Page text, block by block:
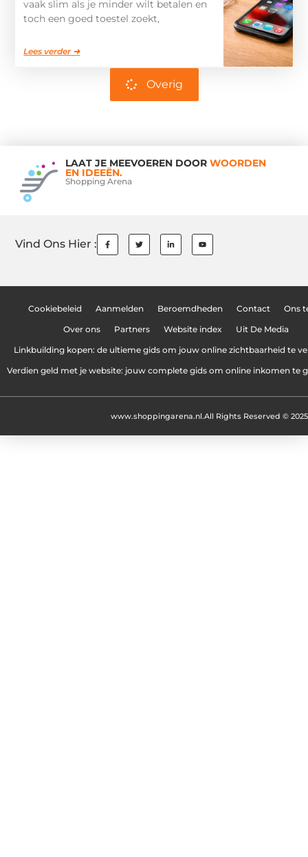
vaak slim als je minder wilt betalen en
toch een goed toestel zoekt,
Lees verder ➜
Overig
LAAT JE MEEVOEREN DOOR WOORDEN
EN IDEEËN.
Shopping Arena
Vind Ons Hier :
Cookiebeleid Aanmelden Beroemdheden Contact Ons
Over ons Partners Website index Uit De Media
Linkbuilding kopen: de ultieme gids om jouw online zichtbaarheid te
Verdien geld met je website: jouw complete gids om online inkomen te
All Rights Reserved © 2025
www.shoppingarena.nl.